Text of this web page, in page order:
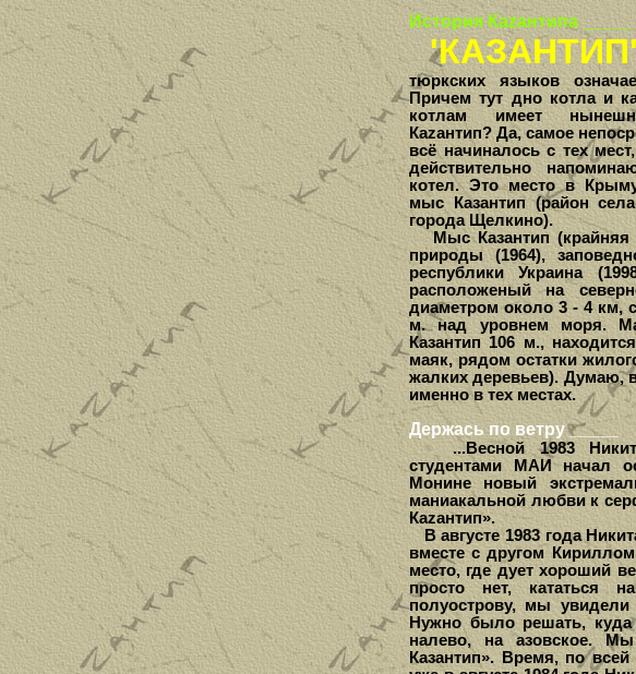
История Каzантипа _____
тюркских языков
Причем тут дно котла и
котлам имеет
Каzантип? Да, самое
всё начиналось с тех
действительно
котел. Это место в
мыс Казантип (район
города Щелкино).
Мыс Казантип (крайняя
природы (1964),
республики Украина
расположеный на
диаметром около 3 - 4 км,
м. над уровнем моря.
Казантип 106 м.,
маяк, рядом остатки
жалких деревьев). Думаю,
именно в тех местах.
Держась по ветру _____
...Весной 1983
студентами МАИ начал
Монине новый
маниакальной любви к
Каzантип».
В августе 1983 года
вместе с другом
место, где дует хороший
просто нет, кататься
полуострову, мы
Нужно было решать, куда
налево, на азовское.
Казантип». Время, по